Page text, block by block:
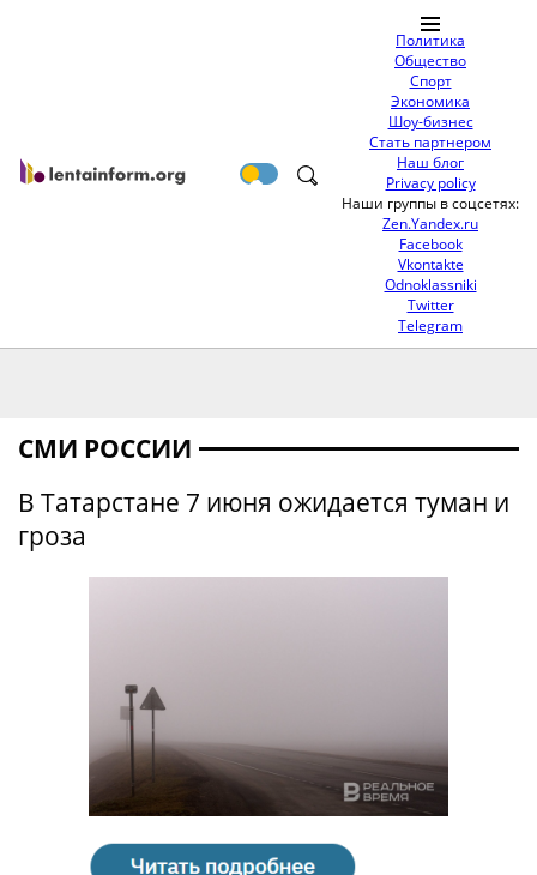
Политика
Общество
Спорт
Экономика
Шоу-бизнес
Стать партнером
Наш блог
Privacy policy
Наши группы в соцсетях:
Zen.Yandex.ru
Facebook
Vkontakte
Odnoklassniki
Twitter
Telegram
СМИ РОССИИ
В Татарстане 7 июня ожидается туман и
гроза